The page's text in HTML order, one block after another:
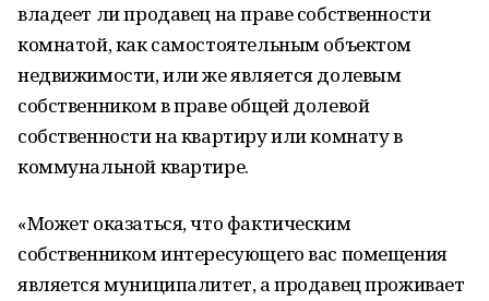
владеет ли продавец на праве собственности
комнатой, как самостоятельным объектом
недвижимости, или же является долевым
собственником в праве общей долевой
собственности на квартиру или комнату в
коммунальной квартире.
«Может оказаться, что фактическим
собственником интересующего вас помещения
является муниципалитет, а продавец проживает